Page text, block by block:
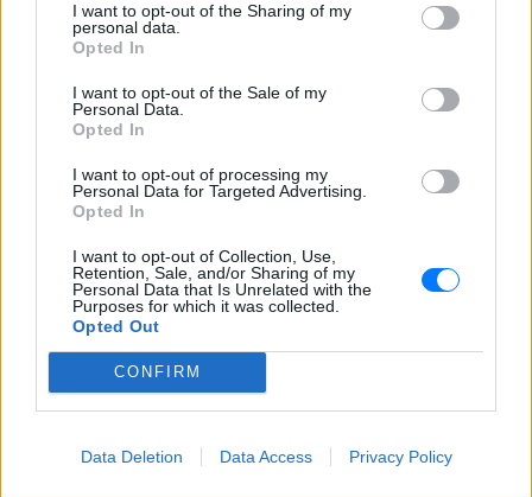
I want to opt-out of the Sharing of my
personal data.
Opted In
I want to opt-out of the Sale of my
Personal Data.
Opted In
I want to opt-out of processing my
Personal Data for Targeted Advertising.
Opted In
I want to opt-out of Collection, Use,
Retention, Sale, and/or Sharing of my
Personal Data that Is Unrelated with the
Purposes for which it was collected.
Opted Out
CONFIRM
Data Deletion Data Access Privacy Policy
μαρτυρία ενός στρατιώτη του Δημοκρατικού
στρατού που ακολουθεί άλλους οχτώ συντρόφους
της σωτηρίας στη θάλασσα. Οι εννιά σύντροφοι δεν
τα καταφέρνουν και από αυτούς μόνο ένας θα
επιζήσει και θα καταγράψει το βίωμά του, θα
μιλήσει για την ήττα και την οπισθοχώρηση.
Οι απόφοιτοι της Δραματικής Σχολής του Εθνικού
Θεάτρου Γιώργος Κατσής και Κωνσταντίνος
Πλεμμένος αναλαμβάνουν εξΆ ολοκλήρου την
ερμηνεία, σκηνοθεσία, σκηνογραφία και
δραματουργική επεξεργασία της μαρτυρίας του
επιζώντα στρατιώτη από το λογοτεχνικό έργο του
Βαλτινού. Δύο ηθοποιοί επί σκηνής, αφηγούνται στο